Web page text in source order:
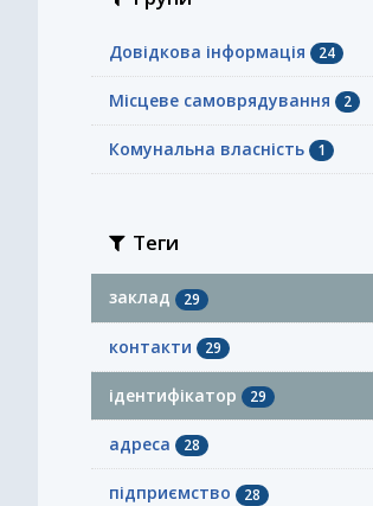
Довідкова інформація 24
Місцеве самоврядування 2
Комунальна власність 1
Теги
заклад 29
контакти 29
ідентифікатор 29
адреса 28
підприємство 28